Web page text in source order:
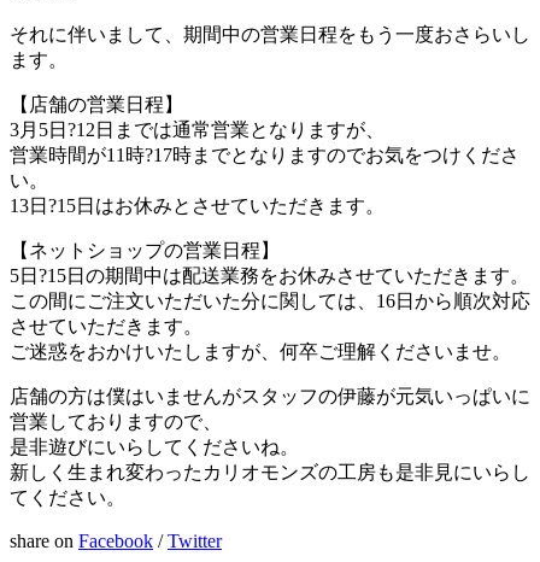
それに伴いまして、期間中の営業日程をもう一度おさらいし
ます。
【店舗の営業日程】
3月5日?12日までは通常営業となりますが、
営業時間が11時?17時までとなりますのでお気をつけくださ
い。
13日?15日はお休みとさせていただきます。
【ネットショップの営業日程】
5日?15日の期間中は配送業務をお休みさせていただきます。
この間にご注文いただいた分に関しては、16日から順次対応
させていただきます。
ご迷惑をおかけいたしますが、何卒ご理解くださいませ。
店舗の方は僕はいませんがスタッフの伊藤が元気いっぱいに
営業しておりますので、
是非遊びにいらしてくださいね。
新しく生まれ変わったカリオモンズの工房も是非見にいらし
てください。
share on Facebook /Twitter